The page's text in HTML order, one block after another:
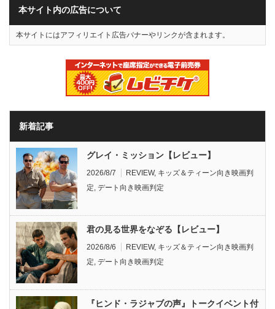
本サイト内の広告について
本サイトにはアフィリエイト広告バナーやリンクが含まれます。
新着記事
グレイ・ミッション【レビュー】
2026/8/7 REVIEW, キッズ＆ティーン向き映画判
定 デート向き映画判定
君の見る世界をなぞる【レビュー】
2026/8/6 REVIEW, キッズ＆ティーン向き映画判
定 デート向き映画判定
『ヒンド・ラジャブの声』トークイベント付